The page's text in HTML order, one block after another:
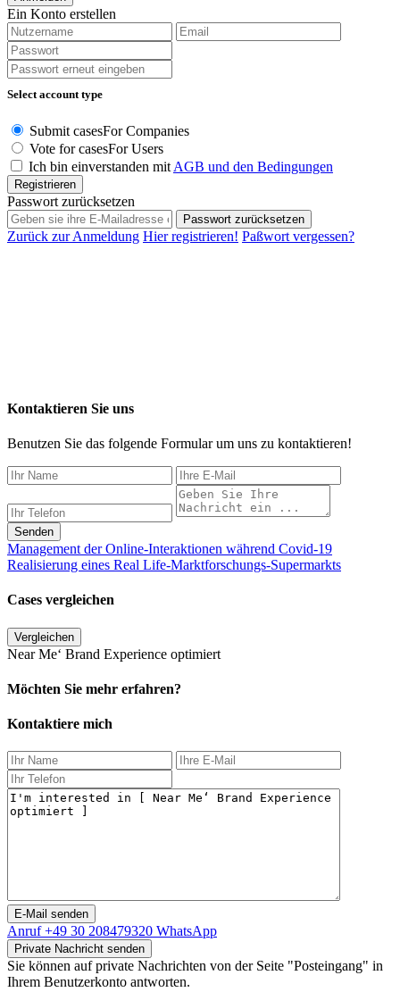
Ein Konto erstellen
Select account type
Submit casesFor Companies
Vote for casesFor Users
Ich bin einverstanden mit AGB und den Bedingungen
Registrieren
Passwort zurücksetzen
Passwort zurücksetzen
Zurück zur Anmeldung Hier registrieren! Paßwort vergessen?
Kontaktieren Sie uns
Benutzen Sie das folgende Formular um uns zu kontaktieren!
Senden
Management der Online-Interaktionen während Covid-19
Realisierung eines Real Life-Marktforschungs-Supermarkts
Cases vergleichen
Vergleichen
Near Me‘ Brand Experience optimiert
Möchten Sie mehr erfahren?
Kontaktiere mich
Anruf+49 30 208479320 WhatsApp
Sie können auf private Nachrichten von der Seite "Posteingang" in
Ihrem Benutzerkonto antworten.